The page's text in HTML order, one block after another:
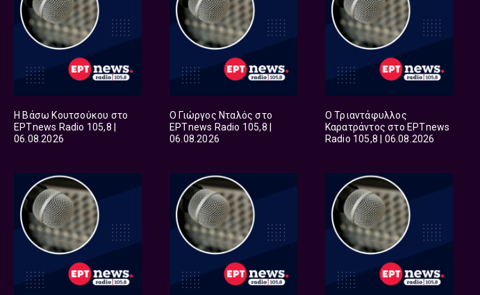
Η Βάσω Κουτσούκου στο
ΕΡΤnews Radio 105,8 |
06.08.2026
Ο Γιώργος Νταλός στο
ΕΡΤnews Radio 105,8 |
06.08.2026
Ο Τριαντάφυλλος
Καρατράντος στο ΕΡΤnews
Radio 105,8 | 06.08.2026